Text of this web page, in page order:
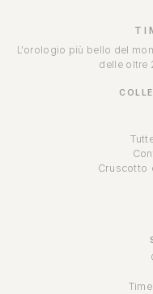
L'orologio più bello del
delle oltre
Cruscotto